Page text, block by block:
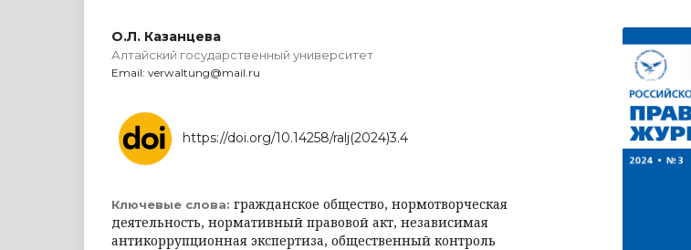
О.Л. Казанцева
Алтайский государственный университет
Email: verwaltung@mail.ru
https://doi.org/10.14258/ralj(2024)3.4
Ключевые слова: гражданское общество, нормотворческая
деятельность, нормативный правовой акт, независимая
антикоррупционная экспертиза, общественный контроль